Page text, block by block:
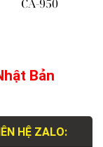
Bản
HỆ ZALO: